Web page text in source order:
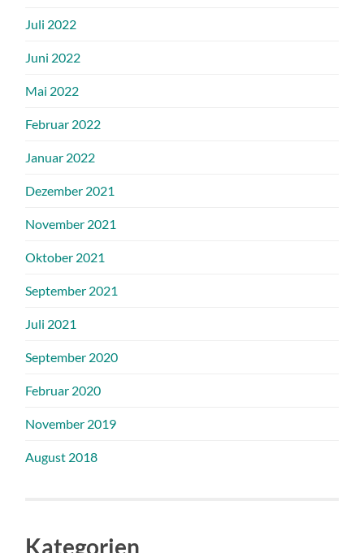
Juli 2022
Juni 2022
Mai 2022
Februar 2022
Januar 2022
Dezember 2021
November 2021
Oktober 2021
September 2021
Juli 2021
September 2020
Februar 2020
November 2019
August 2018
Kategorien